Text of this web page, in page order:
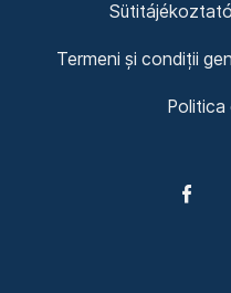
Sütitájékoztató
Termeni și condiții